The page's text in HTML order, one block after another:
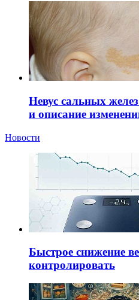
Невус сальных
и описание
Новости
Быстрое снижение
контролировать